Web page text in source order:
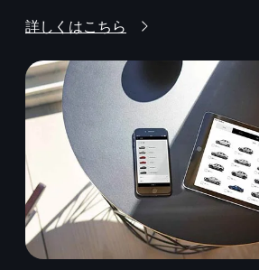
詳しくはこちら